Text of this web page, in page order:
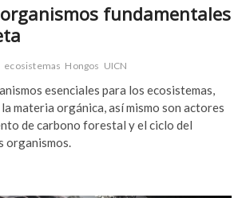
fundamentales
ecosistemas Hongos UICN
esenciales para los ecosistemas,
materia orgánica, así mismo son actores
de carbono forestal y el ciclo del
organismos.